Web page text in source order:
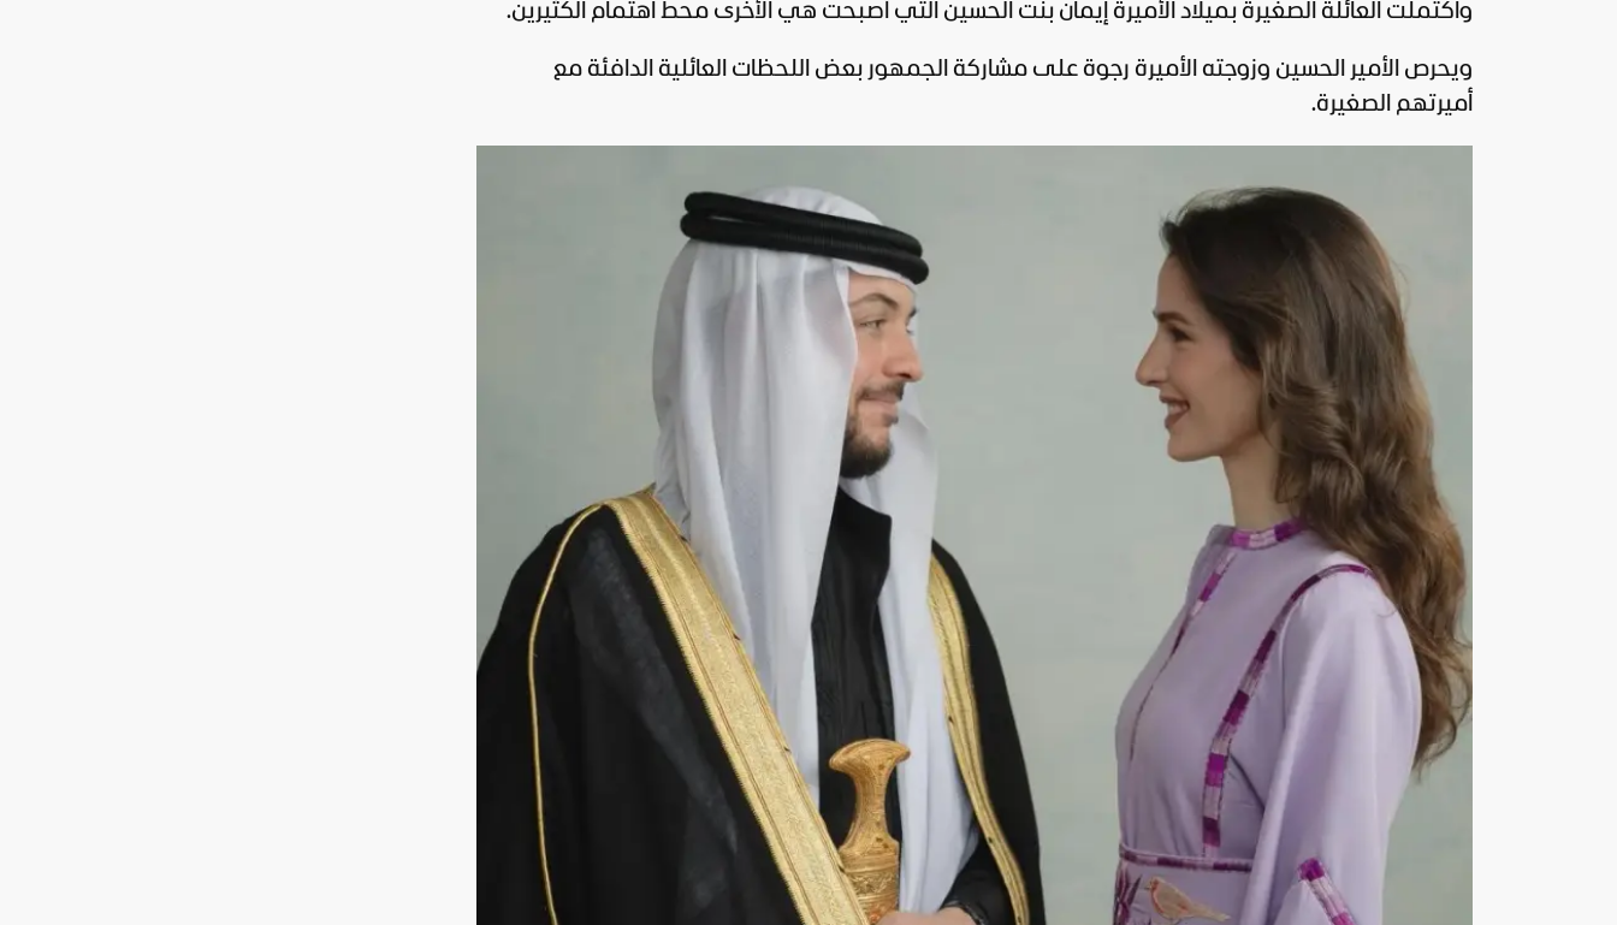
واكتملت العائلة الصغيرة بميلاد الأميرة إيمان بنت الحسين التي أصبحت هي الأخرى محط اهتمام الكثيرين.
ويحرص الأمير الحسين وزوجته الأميرة رجوة على مشاركة الجمهور بعض اللحظات العائلية الدافئة مع
أميرتهم الصغيرة.